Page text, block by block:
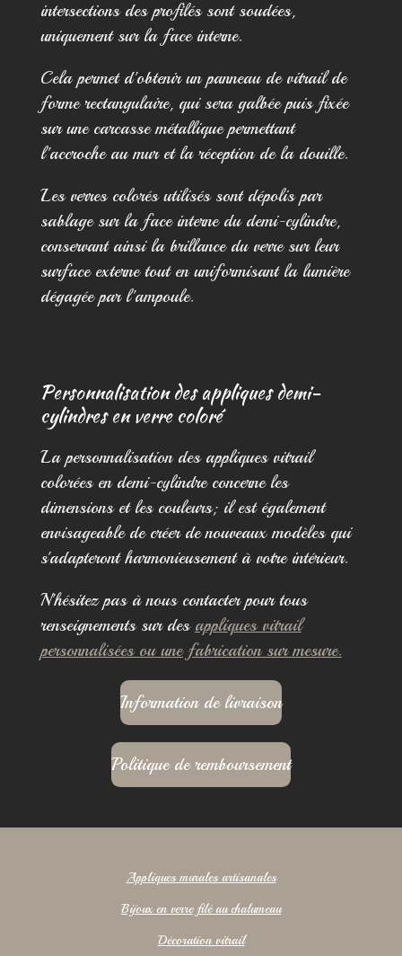
intersections des profilés sont soudées,
uniquement sur la face interne.
Cela permet d'obtenir un panneau de vitrail de
forme rectangulaire, qui sera galbée puis fixée
sur une carcasse métallique permettant
l'accroche au mur et la réception de la douille.
Les verres colorés utilisés sont dépolis par
sablage sur la face interne du demi-cylindre,
conservant ainsi la brillance du verre sur leur
surface externe tout en uniformisant la lumière
dégagée par l'ampoule.
Personnalisation des appliques demi-
cylindres en verre coloré
La personnalisation des appliques vitrail
colorées en demi-cylindre concerne les
dimensions et les couleurs; il est également
envisageable de créer de nouveaux modèles qui
s'adapteront harmonieusement à votre intérieur.
N'hésitez pas à nous contacter pour tous
renseignements sur des appliques vitrail
personnalisées ou une fabrication sur mesure.
Information de livraison
Politique de remboursement
Appliques murales artisanales
Bijoux en verre filé au chalumeau
Décoration vitrail